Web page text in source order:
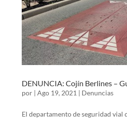
DENUNCIA: Cojín Berlines –
por | Ago 19, 2021 | Denuncias
El departamento de seguridad vial